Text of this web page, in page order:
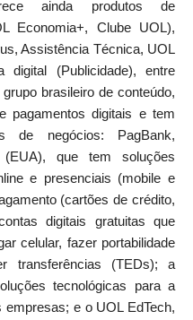
ainda produtos de
Economia+, Clube UOL),
Assistência Técnica, UOL
digital (Publicidade), entre
brasileiro de conteúdo,
pagamentos digitais e tem
de negócios: PagBank,
que tem soluções
e presenciais (mobile e
(cartões de crédito,
digitais gratuitas que
celular, fazer portabilidade
transferências (TEDs); a
tecnológicas para a
e o UOL EdTech,